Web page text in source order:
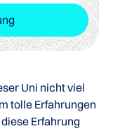
Uni nicht viel
tolle Erfahrungen
Erfahrung